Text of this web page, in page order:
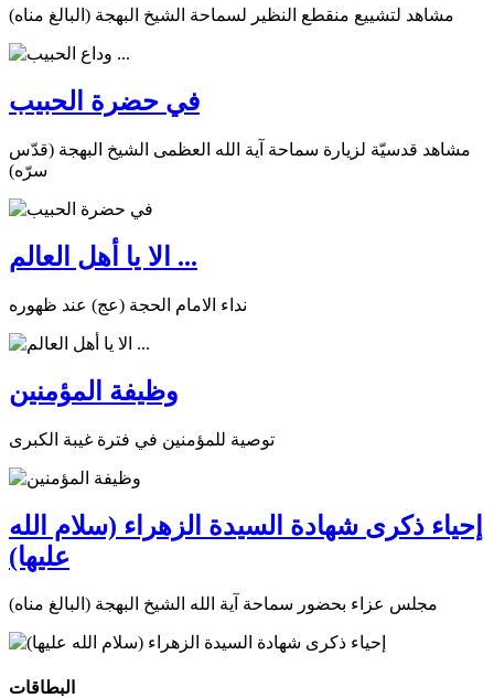
مشاهد لتشييع منقطع النظير لسماحة الشيخ البهجة (البالغ مناه)
في حضرة الحبيب
مشاهد قدسيّة لزيارة سماحة آية الله العظمى الشيخ البهجة (قدّس
سرّه)
الا يا أهل العالم ...
نداء الامام الحجة (عج) عند ظهوره
وظيفة المؤمنين
توصية للمؤمنين في فترة غيبة الكبرى
إحياء ذكرى شهادة السيدة الزهراء (سلام الله
عليها)
مجلس عزاء بحضور سماحة آية الله الشيخ البهجة (البالغ مناه)
البطاقات